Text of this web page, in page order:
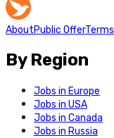
AboutPublic Offer
By Region
Jobs in Europe
Jobs in USA
Jobs in Canada
Jobs in Russia